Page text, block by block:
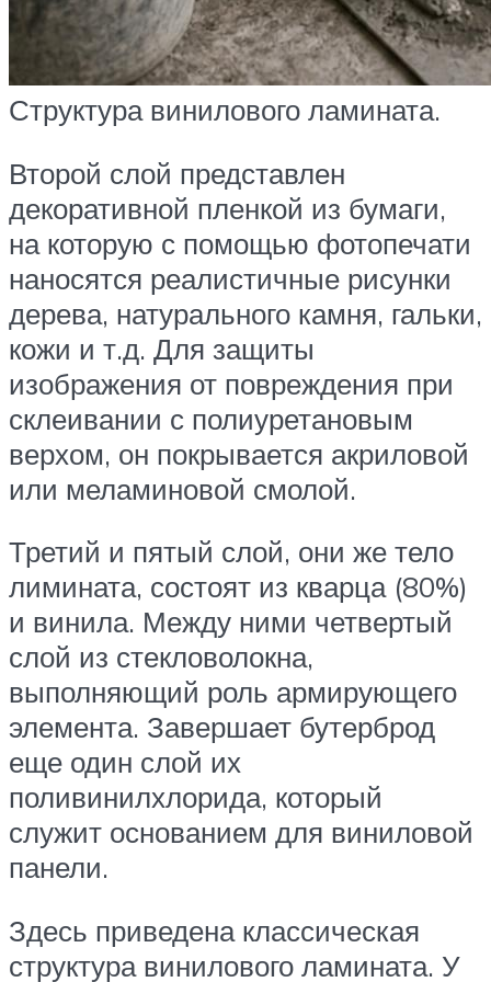
Структура винилового ламината.
Второй слой представлен
декоративной пленкой из бумаги,
на которую с помощью фотопечати
наносятся реалистичные рисунки
дерева, натурального камня, гальки,
кожи и т.д. Для защиты
изображения от повреждения при
склеивании с полиуретановым
верхом, он покрывается акриловой
или меламиновой смолой.
Третий и пятый слой, они же тело
лимината, состоят из кварца (80%)
и винила. Между ними четвертый
слой из стекловолокна,
выполняющий роль армирующего
элемента. Завершает бутерброд
еще один слой их
поливинилхлорида, который
служит основанием для виниловой
панели.
Здесь приведена классическая
структура винилового ламината. У